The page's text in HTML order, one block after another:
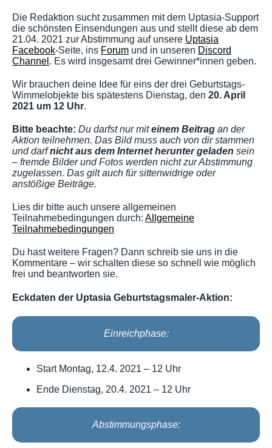
Die Redaktion sucht zusammen mit dem Uptasia-Support
die schönsten Einsendungen aus und stellt diese ab dem
21.04. 2021 zur Abstimmung auf unsere Uptasia
Facebook-Seite, ins Forum und in unseren Discord
Channel . Es wird insgesamt drei Gewinner*innen geben.
Wir brauchen deine Idee für eins der drei Geburtstags-
Wimmelobjekte bis spätestens Dienstag, den 20. April
2021 um 12 Uhr.
Bitte beachte: Du darfst nur miteinem Beitrag an der
Aktion teilnehmen. Das Bild muss auch von dir stammen
und darfnicht aus dem Internet herunter geladen sein
– fremde Bilder und Fotos werden nicht zur Abstimmung
zugelassen. Das gilt auch für sittenwidrige oder
anstößige Beiträge.
Lies dir bitte auch unsere allgemeinen
Teilnahmebedingungen durch: Allgemeine
Teilnahmebedingungen
Du hast weitere Fragen? Dann schreib sie uns in die
Kommentare – wir schalten diese so schnell wie möglich
frei und beantworten sie.
Eckdaten der Uptasia Geburtstagsmaler-Aktion:
Einreichphase:
Start Montag, 12.4. 2021 – 12 Uhr
Ende Dienstag, 20.4. 2021 – 12 Uhr
Abstimmungsphase: